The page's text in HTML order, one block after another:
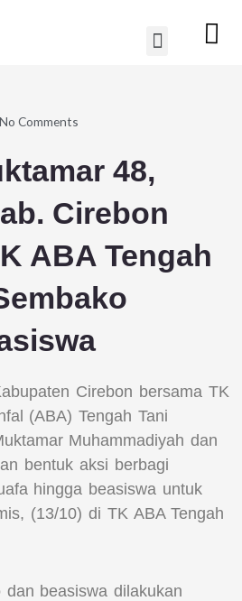
Menu
No Comments
48,
Cirebon
ABA Tengah
Cirebon bersama TK
(ABA) Tengah Tani
Muhammadiyah dan
bentuk aksi berbagi
hingga beasiswa untuk
(13/10) di TK ABA Tengah
beasiswa dilakukan